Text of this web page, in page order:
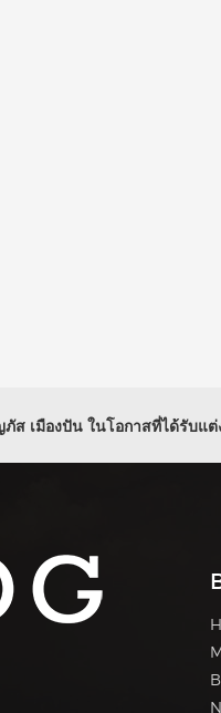
เมืองปัน ในโอกาสที่ได้รับแต่